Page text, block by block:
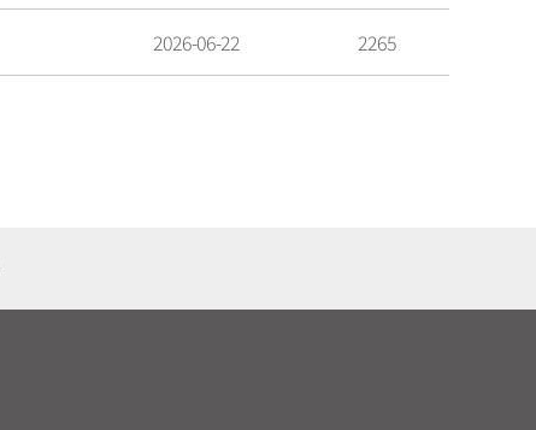
2026-06-22 2265